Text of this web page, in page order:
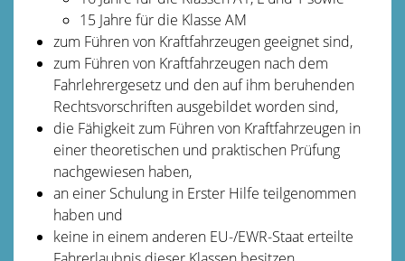
15 Jahre für die Klasse AM
zum Führen von Kraftfahrzeugen geeignet sind,
zum Führen von Kraftfahrzeugen nach dem
Fahrlehrergesetz und den auf ihm beruhenden
Rechtsvorschriften ausgebildet worden sind,
die Fähigkeit zum Führen von Kraftfahrzeugen in
einer theoretischen und praktischen Prüfung
nachgewiesen haben,
an einer Schulung in Erster Hilfe teilgenommen
haben und
keine in einem anderen EU-/EWR-Staat erteilte